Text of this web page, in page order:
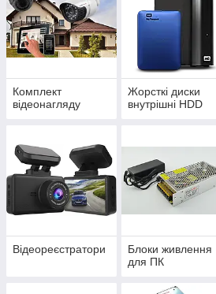
Комплект
відеонагляду
Жорсткі диски
внутрішні HDD
Відеореєстратори
Блоки живлення
для ПК